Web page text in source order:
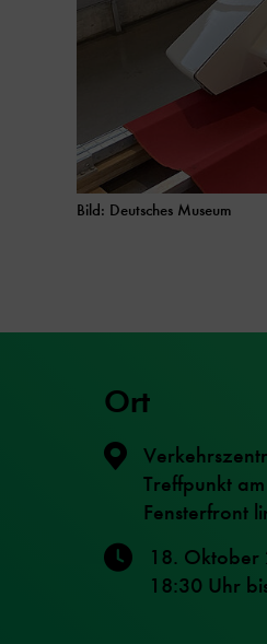
Bild: Deutsches Museum
Ort
Treffpunkt
Fensterfront
18. Oktober
18:30 Uhr